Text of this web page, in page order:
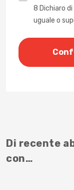
8 Dichiaro
uguale o
Di recente
con…